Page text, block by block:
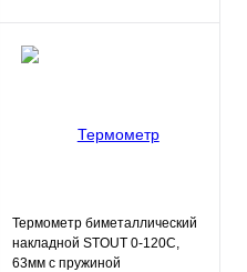
Термометр биметаллический
накладной STOUT 0-120С,
63мм с пружиной